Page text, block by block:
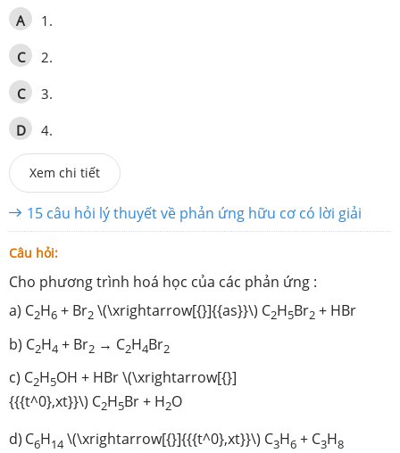
A 1.
C 2.
C 3.
D 4.
Xem chi tiết
15 câu hỏi lý thuyết về phản ứng hữu cơ có lời giải
Câu hỏi:
Cho phương trình hoá học của các phản ứng :
a) C2H6 + Br2 \(\xrightarrow[{}]{{as}}\) C2H5Br2 + HBr
b) C2H4 + Br2 → C2H4Br2
c) C2H5OH + HBr \(\xrightarrow[{}]
{{{t^0},xt}}\) C2H5Br + H2O
d) C6H14 \(\xrightarrow[{}]{{{t^0},xt}}\) C3H6 + C3H8